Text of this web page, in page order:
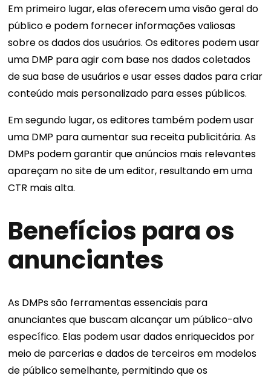
Em primeiro lugar, elas oferecem uma visão geral do
público e podem fornecer informações valiosas
sobre os dados dos usuários. Os editores podem usar
uma DMP para agir com base nos dados coletados
de sua base de usuários e usar esses dados para criar
conteúdo mais personalizado para esses públicos.
Em segundo lugar, os editores também podem usar
uma DMP para aumentar sua receita publicitária. As
DMPs podem garantir que anúncios mais relevantes
apareçam no site de um editor, resultando em uma
CTR mais alta.
Benefícios para os
anunciantes
As DMPs são ferramentas essenciais para
anunciantes que buscam alcançar um público-alvo
específico. Elas podem usar dados enriquecidos por
meio de parcerias e dados de terceiros em modelos
de público semelhante, permitindo que os